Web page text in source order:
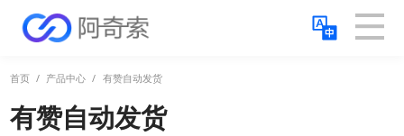
首页 / 产品中心 / 有赞自动发货
有赞自动发货